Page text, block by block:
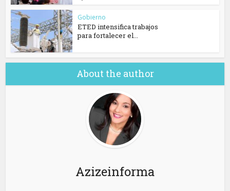
Gobierno
ETED intensifica trabajos
para fortalecer el...
About the author
Azizeinforma